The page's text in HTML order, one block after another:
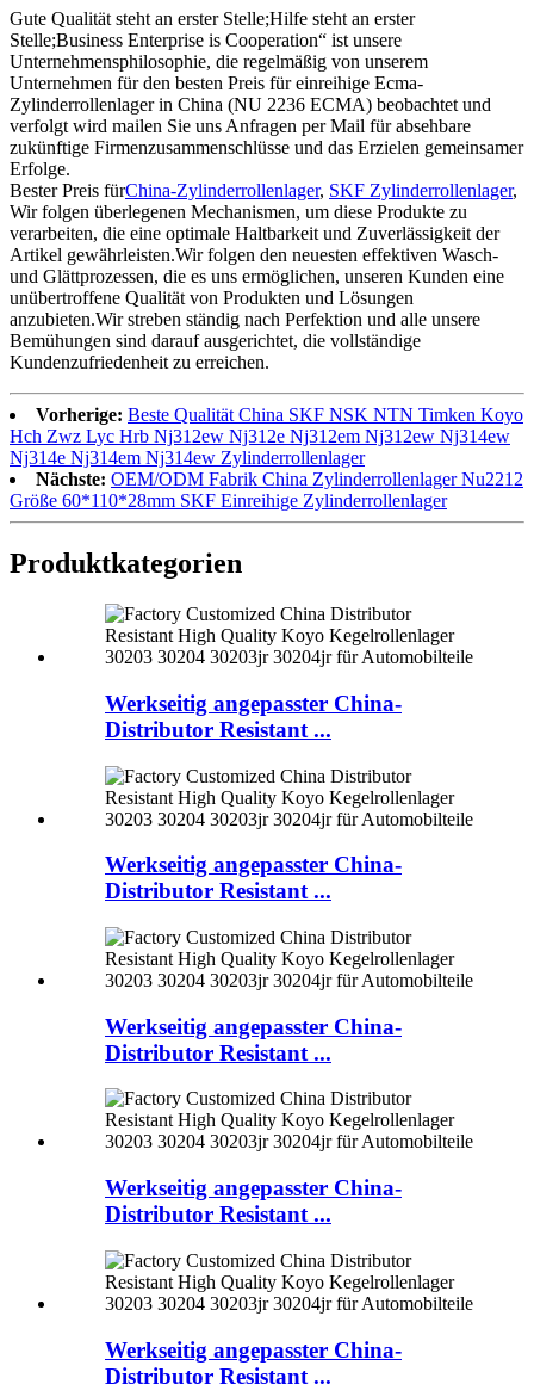
Gute Qualität steht an erster Stelle;Hilfe steht an erster
Stelle;Business Enterprise is Cooperation“ ist unsere
Unternehmensphilosophie, die regelmäßig von unserem
Unternehmen für den besten Preis für einreihige Ecma-
Zylinderrollenlager in China (NU 2236 ECMA) beobachtet und
verfolgt wird mailen Sie uns Anfragen per Mail für absehbare
zukünftige Firmenzusammenschlüsse und das Erzielen gemeinsamer
Erfolge.
Bester Preis fürChina-Zylinderrollenlager, SKF Zylinderrollenlager,
Wir folgen überlegenen Mechanismen, um diese Produkte zu
verarbeiten, die eine optimale Haltbarkeit und Zuverlässigkeit der
Artikel gewährleisten.Wir folgen den neuesten effektiven Wasch-
und Glättprozessen, die es uns ermöglichen, unseren Kunden eine
unübertroffene Qualität von Produkten und Lösungen
anzubieten.Wir streben ständig nach Perfektion und alle unsere
Bemühungen sind darauf ausgerichtet, die vollständige
Kundenzufriedenheit zu erreichen.
Vorherige: Beste Qualität China SKF NSK NTN Timken Koyo
Hch Zwz Lyc Hrb Nj312ew Nj312e Nj312em Nj312ew Nj314ew
Nj314e Nj314em Nj314ew Zylinderrollenlager
Nächste: OEM/ODM Fabrik China Zylinderrollenlager Nu2212
Größe 60*110*28mm SKF Einreihige Zylinderrollenlager
Produktkategorien
Werkseitig angepasster China-
Distributor Resistant ...
Werkseitig angepasster China-
Distributor Resistant ...
Werkseitig angepasster China-
Distributor Resistant ...
Werkseitig angepasster China-
Distributor Resistant ...
Werkseitig angepasster China-
Distributor Resistant ...